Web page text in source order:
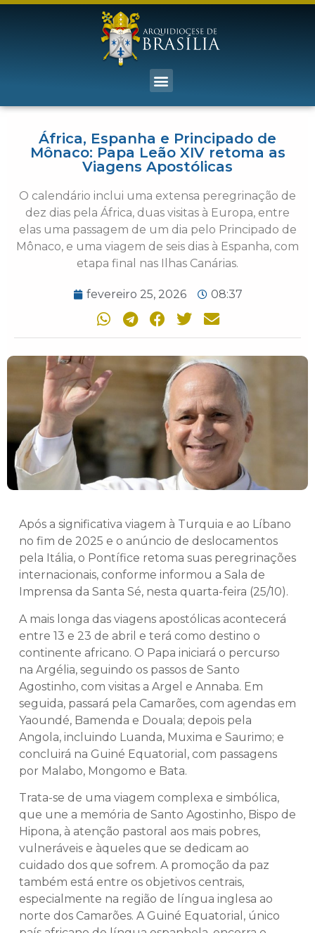
África, Espanha e Principado de
Mônaco: Papa Leão XIV retoma as
Viagens Apostólicas
O calendário inclui uma extensa peregrinação de
dez dias pela África, duas visitas à Europa, entre
elas uma passagem de um dia pelo Principado de
Mônaco, e uma viagem de seis dias à Espanha, com
etapa final nas Ilhas Canárias.
fevereiro 25, 2026 08:37
Após a significativa viagem à Turquia e ao Líbano
no fim de 2025 e o anúncio de deslocamentos
pela Itália, o Pontífice retoma suas peregrinações
internacionais, conforme informou a Sala de
Imprensa da Santa Sé, nesta quarta-feira (25/10).
A mais longa das viagens apostólicas acontecerá
entre 13 e 23 de abril e terá como destino o
continente africano. O Papa iniciará o percurso
na Argélia, seguindo os passos de Santo
Agostinho, com visitas a Argel e Annaba. Em
seguida, passará pela Camarões, com agendas em
Yaoundé, Bamenda e Douala; depois pela
Angola, incluindo Luanda, Muxima e Saurimo; e
concluirá na Guiné Equatorial, com passagens
por Malabo, Mongomo e Bata.
Trata-se de uma viagem complexa e simbólica,
que une a memória de Santo Agostinho, Bispo de
Hipona, à atenção pastoral aos mais pobres,
vulneráveis e àqueles que se dedicam ao
cuidado dos que sofrem. A promoção da paz
também está entre os objetivos centrais,
especialmente na região de língua inglesa ao
norte dos Camarões. A Guiné Equatorial, único